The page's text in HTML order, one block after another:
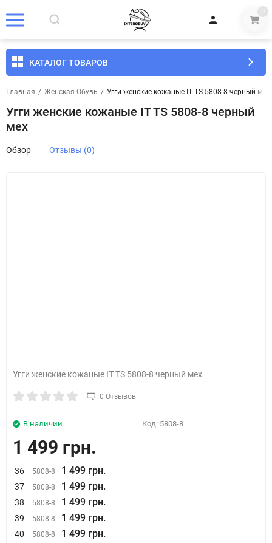
0
КАТАЛОГ ТОВАРОВ
Главная / Женская Обувь / Угги женские кожаные IT TS 5808-8 черный мех
Угги женские кожаные IT TS 5808-8 черный
мех
Обзор Отзывы (0)
Угги женские кожаные IT TS 5808-8 черный мех
0 Отзывов
В наличии Код: 5808-8
1 499 грн.
36 5808-8 1 499 грн.
37 5808-8 1 499 грн.
38 5808-8 1 499 грн.
39 5808-8 1 499 грн.
40 5808-8 1 499 грн.